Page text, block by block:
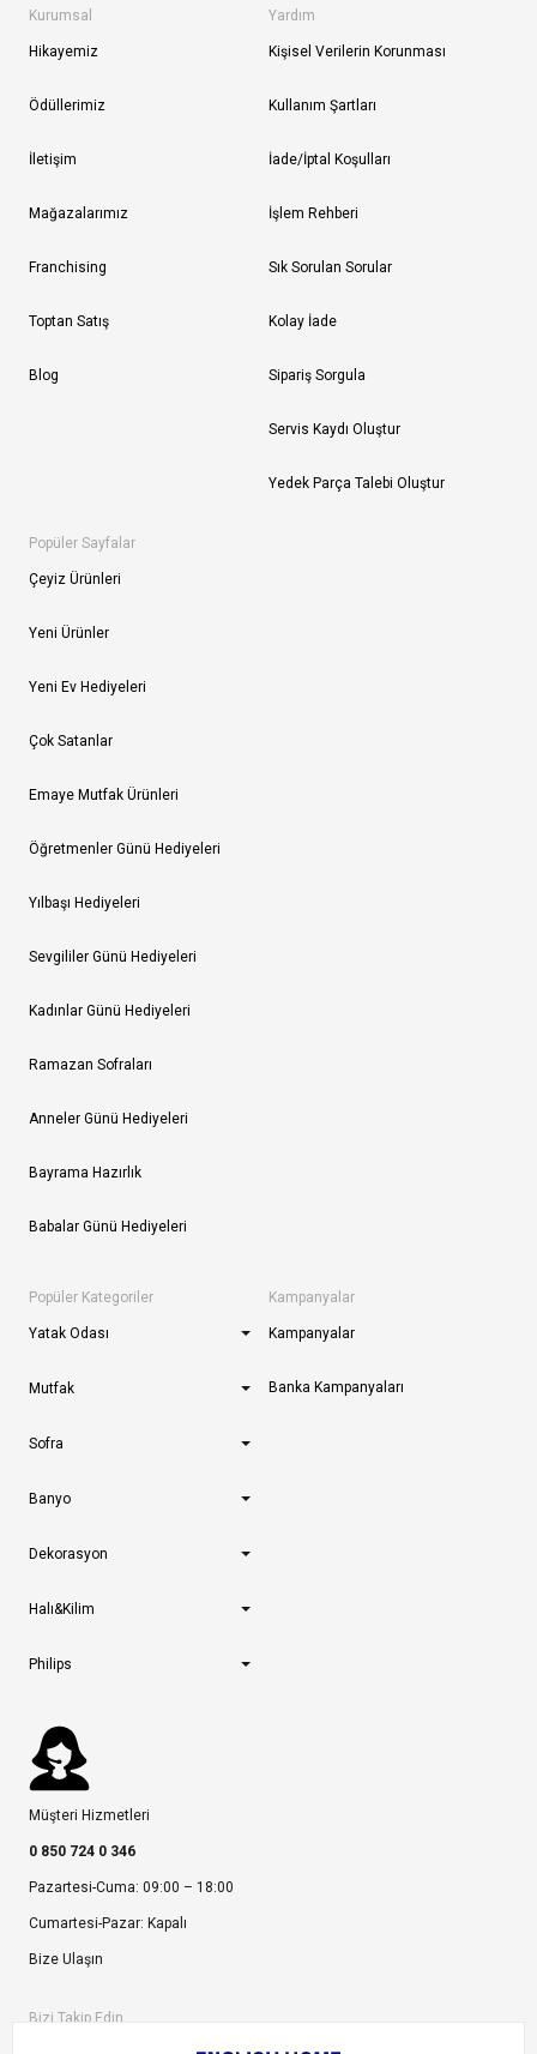
Kurumsal
Hikayemiz
Ödüllerimiz
İletişim
Mağazalarımız
Franchising
Toptan Satış
Blog
Yardım
Kişisel Verilerin Korunması
Kullanım Şartları
İade/İptal Koşulları
İşlem Rehberi
Sık Sorulan Sorular
Kolay İade
Sipariş Sorgula
Servis Kaydı Oluştur
Yedek Parça Talebi Oluştur
Popüler Sayfalar
Çeyiz Ürünleri
Yeni Ürünler
Yeni Ev Hediyeleri
Çok Satanlar
Emaye Mutfak Ürünleri
Öğretmenler Günü Hediyeleri
Yılbaşı Hediyeleri
Sevgililer Günü Hediyeleri
Kadınlar Günü Hediyeleri
Ramazan Sofraları
Anneler Günü Hediyeleri
Bayrama Hazırlık
Babalar Günü Hediyeleri
Popüler Kategoriler
Yatak Odası
Mutfak
Sofra
Banyo
Dekorasyon
Halı&Kilim
Philips
Kampanyalar
Kampanyalar
Banka Kampanyaları
Müşteri Hizmetleri
0 850 724 0 346
Pazartesi-Cuma: 09:00 – 18:00
Cumartesi-Pazar: Kapalı
Bize Ulaşın
Bizi Takip Edin